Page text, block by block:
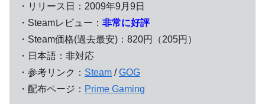
・リリース日：2009年9月9日
・Steamレビュー： 非常に好評
・Steam価格(過去最安)：820円（205円）
・日本語：非対応
・参考リンク： Steam /GOG
・配布ページ： Prime Gaming